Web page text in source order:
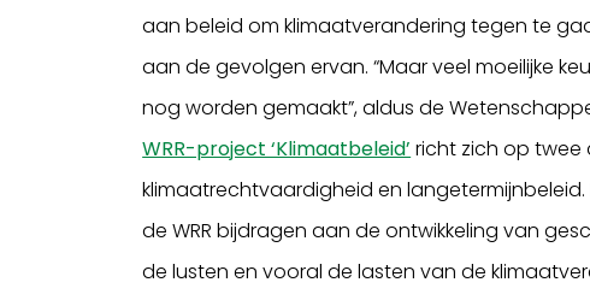
aan beleid om klimaatverandering tegen te
aan de gevolgen ervan. “Maar veel moeilijke
nog worden gemaakt”, aldus de
WRR-project ‘Klimaatbeleid’ richt zich op twee
klimaatrechtvaardigheid en
de WRR bijdragen aan de ontwikkeling van
de lusten en vooral de lasten van de